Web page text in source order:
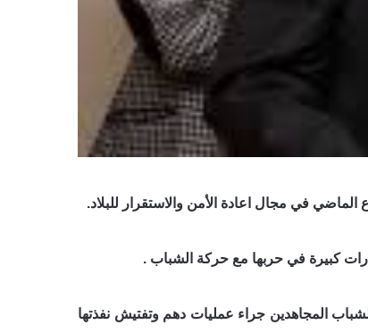
في مجال اعادة الأمن والاستقرار للبلاد.
كبيرة في حربها مع حركة الشباب .
المجاهدين جراء عمليات دهم وتفتيش نفذتها